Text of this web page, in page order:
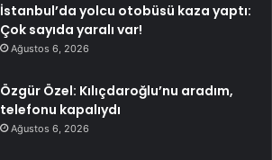
İstanbul’da yolcu otobüsü kaza yaptı:
Çok sayıda yaralı var!
Ağustos 6, 2026
Özgür Özel: Kılıçdaroğlu’nu aradım,
telefonu kapalıydı
Ağustos 6, 2026